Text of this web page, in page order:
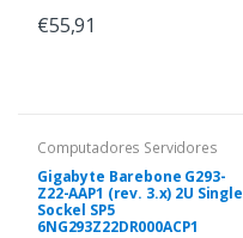
€55,91
Computadores Servidores
Gigabyte Barebone G293-
Z22-AAP1 (rev. 3.x) 2U Single
Sockel SP5
6NG293Z22DR000ACP1